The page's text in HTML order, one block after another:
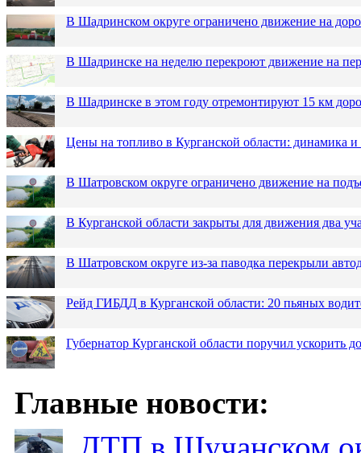
В Шадринском округе ограничено движение на
В Шадринске на неделю перекроют движение на
В Шадринске в этом году отремонтируют 15 км
Цены на топливо в Курганской области: динамика и
В Шатровском округе ограничено движение на
В Курганской области закрыты для движения два
В Шатровском округе из-за паводка перекрыли
Рейд ГИБДД в Курганской области: 20 пьяных
Губернатор Курганской области поручил ускорить
Главные новости: